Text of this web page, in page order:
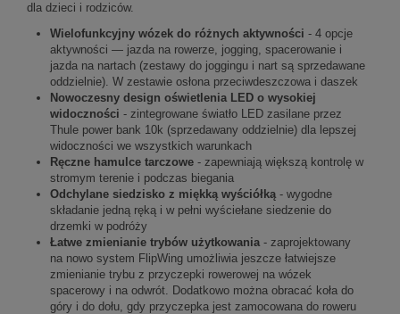
dla dzieci i rodziców.
Wielofunkcyjny wózek do różnych aktywności - 4 opcje
aktywności — jazda na rowerze, jogging, spacerowanie i
jazda na nartach (zestawy do joggingu i nart są sprzedawane
oddzielnie). W zestawie osłona przeciwdeszczowa i daszek
Nowoczesny design oświetlenia LED o wysokiej
widoczności - zintegrowane światło LED zasilane przez
Thule power bank 10k (sprzedawany oddzielnie) dla lepszej
widoczności we wszystkich warunkach
Ręczne hamulce tarczowe - zapewniają większą kontrolę w
stromym terenie i podczas biegania
Odchylane siedzisko z miękką wyściółką - wygodne
składanie jedną ręką i w pełni wyściełane siedzenie do
drzemki w podróży
Łatwe zmienianie trybów użytkowania - zaprojektowany
na nowo system FlipWing umożliwia jeszcze łatwiejsze
zmienianie trybu z przyczepki rowerowej na wózek
spacerowy i na odwrót. Dodatkowo można obracać koła do
góry i do dołu, gdy przyczepka jest zamocowana do roweru